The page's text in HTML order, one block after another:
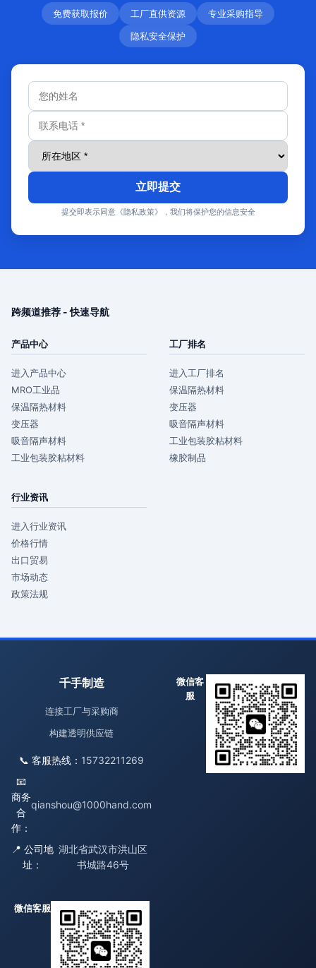
免费获取报价 工厂直供资源
专业采购指导
隐私安全保护
立即提交
提交即表示同意《隐私政策》，我们将保护您的信息安全
跨频道推荐 - 快速导航
产品中心
进入产品中心
MRO工业品
保温隔热材料
变压器
吸音隔声材料
工业包装胶粘材料
工厂排名
进入工厂排名
保温隔热材料
变压器
吸音隔声材料
工业包装胶粘材料
橡胶制品
行业资讯
进入行业资讯
价格行情
出口贸易
市场动态
政策法规
千手制造
连接工厂与采购商
构建透明供应链
📞 客服热线： 15732211269
📧
商务
合
作：
qianshou@1000hand.com
📍 公司地
址：
湖北省武汉市洪山区
书城路46号
微信客
服
微信客服